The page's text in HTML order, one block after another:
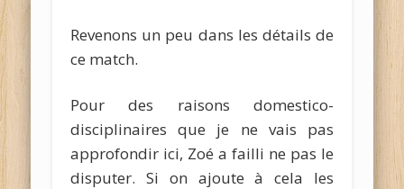
Revenons un peu dans les détails de
ce match.
Pour des raisons domestico-
disciplinaires que je ne vais pas
approfondir ici, Zoé a failli ne pas le
disputer. Si on ajoute à cela les